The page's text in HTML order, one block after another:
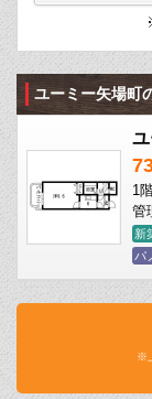
ユーミー矢場町
1
管
新
パ
※